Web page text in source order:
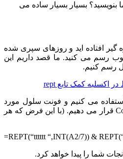
بنویسید؟ بسیار بسیار ساده می
گیر افتاده اید و روزهای سپری شده
رسم می کنید. ما قصد داریم این
رسم کنیم.
می کنیم و فونت سلول مورد
نظر را بر روی Comic Sans MS قرار می دهیم. (با این فرض که هر
=REPT(“tttttt “,INT(A2/7)) &
شما را پیدا خواهد کرد.